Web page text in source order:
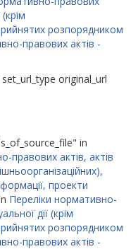
(крім
розпорядником
правових актів -
original_url
in
правових актів, актів
проекти
Переліки нормативно-
дії (крім
розпорядником
правових актів -